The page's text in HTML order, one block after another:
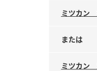
ミツカン
または
ミツカン